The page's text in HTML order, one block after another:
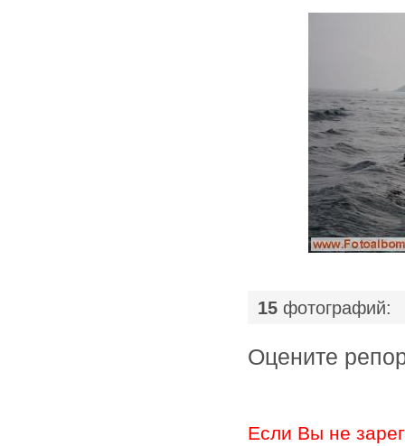
15 фотографий:
Оцените
Если Вы не